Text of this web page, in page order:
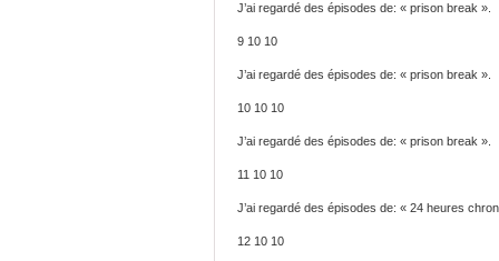
J’ai regardé des épisodes de: « prison break ».
9 10 10
J’ai regardé des épisodes de: « prison break ».
10 10 10
J’ai regardé des épisodes de: « prison break ».
11 10 10
J’ai regardé des épisodes de: « 24 heures
12 10 10